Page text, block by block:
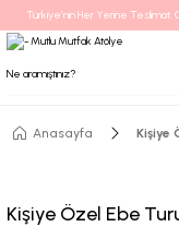
Türkiye’nin Her Yerine Teslimat.
Anasayfa Kişiye
Kişiye Özel Ebe